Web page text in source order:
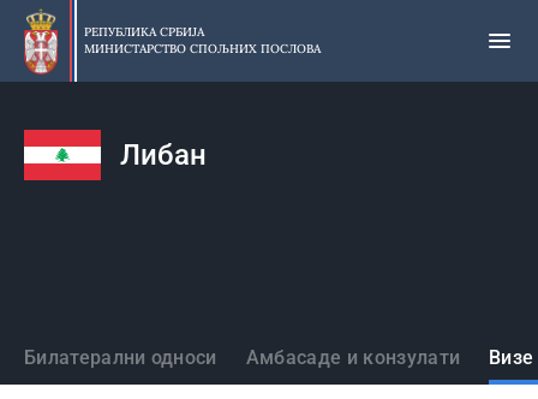
Прескочи
главни
део
РЕПУБЛИКА СРБИЈА
МИНИСТАРСТВО СПОЉНИХ ПОСЛОВА
Либан
Државе
Билатерални односи Амбасаде и конзулати